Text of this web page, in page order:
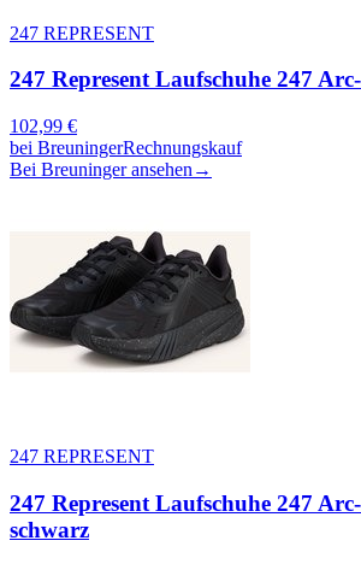
247 REPRESENT
247 Represent Laufschuhe 247
102,99 €
bei BreuningerRechnungskauf
Bei Breuninger ansehen →
247 REPRESENT
247 Represent Laufschuhe 247
schwarz